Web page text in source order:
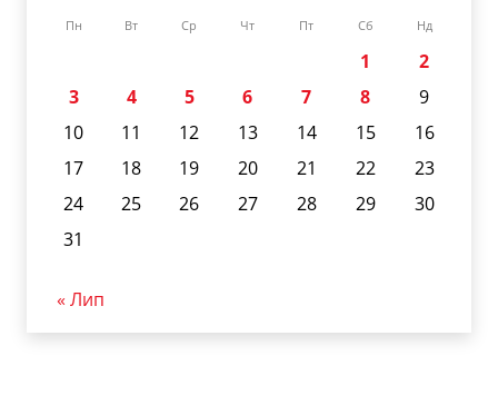
Пн Вт Ср Чт Пт Сб Нд
1
2
3
4 5 6 7 8
9
10
11 12 13 14 15
16
17
18 19 20 21 22
23
24
25 26 27 28 29
30
31
« Лип